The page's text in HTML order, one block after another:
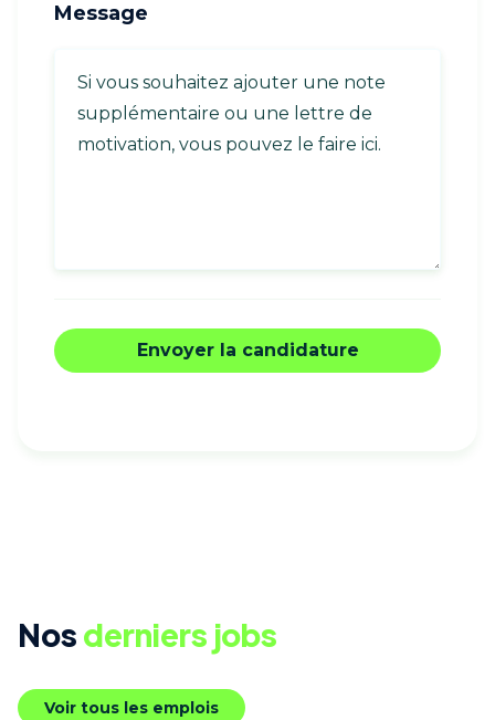
Message
Nosderniers jobs
Voir tous les emplois